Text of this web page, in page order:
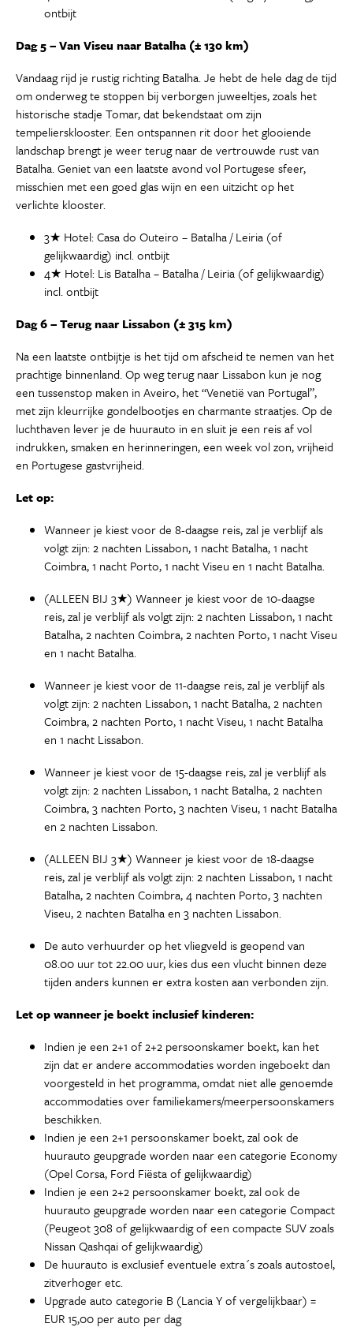
ontbijt
Dag 5 – Van Viseu naar Batalha (± 130 km)
Vandaag rijd je rustig richting Batalha. Je hebt de hele dag de tijd
om onderweg te stoppen bij verborgen juweeltjes, zoals het
historische stadje Tomar, dat bekendstaat om zijn
tempeliersklooster. Een ontspannen rit door het glooiende
landschap brengt je weer terug naar de vertrouwde rust van
Batalha. Geniet van een laatste avond vol Portugese sfeer,
misschien met een goed glas wijn en een uitzicht op het
verlichte klooster.
3★ Hotel: Casa do Outeiro – Batalha / Leiria (of
gelijkwaardig) incl. ontbijt
4★ Hotel: Lis Batalha – Batalha / Leiria (of gelijkwaardig)
incl. ontbijt
Dag 6 – Terug naar Lissabon (± 315 km)
Na een laatste ontbijtje is het tijd om afscheid te nemen van het
prachtige binnenland. Op weg terug naar Lissabon kun je nog
een tussenstop maken in Aveiro, het “Venetië van Portugal”,
met zijn kleurrijke gondelbootjes en charmante straatjes. Op de
luchthaven lever je de huurauto in en sluit je een reis af vol
indrukken, smaken en herinneringen, een week vol zon, vrijheid
en Portugese gastvrijheid.
Let op:
Wanneer je kiest voor de 8-daagse reis, zal je verblijf als
volgt zijn: 2 nachten Lissabon, 1 nacht Batalha, 1 nacht
Coimbra, 1 nacht Porto, 1 nacht Viseu en 1 nacht Batalha.
(ALLEEN BIJ 3★) Wanneer je kiest voor de 10-daagse
reis, zal je verblijf als volgt zijn: 2 nachten Lissabon, 1 nacht
Batalha, 2 nachten Coimbra, 2 nachten Porto, 1 nacht Viseu
en 1 nacht Batalha.
Wanneer je kiest voor de 11-daagse reis, zal je verblijf als
volgt zijn: 2 nachten Lissabon, 1 nacht Batalha, 2 nachten
Coimbra, 2 nachten Porto, 1 nacht Viseu, 1 nacht Batalha
en 1 nacht Lissabon.
Wanneer je kiest voor de 15-daagse reis, zal je verblijf als
volgt zijn: 2 nachten Lissabon, 1 nacht Batalha, 2 nachten
Coimbra, 3 nachten Porto, 3 nachten Viseu, 1 nacht Batalha
en 2 nachten Lissabon.
(ALLEEN BIJ 3★) Wanneer je kiest voor de 18-daagse
reis, zal je verblijf als volgt zijn: 2 nachten Lissabon, 1 nacht
Batalha, 2 nachten Coimbra, 4 nachten Porto, 3 nachten
Viseu, 2 nachten Batalha en 3 nachten Lissabon.
De auto verhuurder op het vliegveld is geopend van
08.00 uur tot 22.00 uur, kies dus een vlucht binnen deze
tijden anders kunnen er extra kosten aan verbonden zijn.
Let op wanneer je boekt inclusief kinderen:
Indien je een 2+1 of 2+2 persoonskamer boekt, kan het
zijn dat er andere accommodaties worden ingeboekt dan
voorgesteld in het programma, omdat niet alle genoemde
accommodaties over familiekamers/meerpersoonskamers
beschikken.
Indien je een 2+1 persoonskamer boekt, zal ook de
huurauto geupgrade worden naar een categorie Economy
(Opel Corsa, Ford Fiësta of gelijkwaardig)
Indien je een 2+2 persoonskamer boekt, zal ook de
huurauto geupgrade worden naar een categorie Compact
(Peugeot 308 of gelijkwaardig of een compacte SUV zoals
Nissan Qashqai of gelijkwaardig)
De huurauto is exclusief eventuele extra´s zoals autostoel,
zitverhoger etc.
Upgrade auto categorie B (Lancia Y of vergelijkbaar) =
EUR 15,00 per auto per dag